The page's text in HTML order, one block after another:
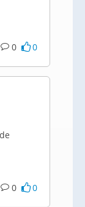
0 0
0 0